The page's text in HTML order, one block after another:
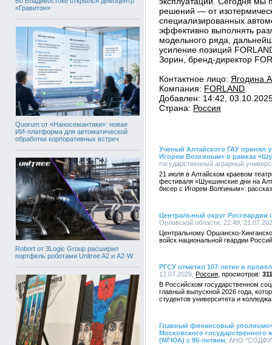
«Гравитон»
Quorum от «Наносемантики»: новая
ИИ-платформа для автоматической
обработки корпоративных встреч
Robort от 3Logic Group расширил
портфель роботами Unitree A2 и A2-W
решений — от
специализированных
эффективно выполнять
модельного ряда,
усиление позиций
Зорин, бренд-директор
Контактное лицо: Ягодина
Компания: FORLAND
Добавлен: 14:42,
Страна: Россия
Ученый Алтайского ГАУ принял
Игорем Волгиным» в рамках
государственный аграрный
21 июля в Алтайском краевом
фестиваля «Шукшинские дни на
бисер с Игорем Волгиным»:
Центральный округ Росгвардии
Орловской области, 22:49,
Центральному Оршанско-
войск национальной гвардии
РГСУ отметил 107-летие и
12.07.2026, Россия
311
В Российском государственном
главный выпускной 2026 года,
студентов университета и
Главный финансовый
Московского государственного
(МГЮА) с 95-летием , АНО